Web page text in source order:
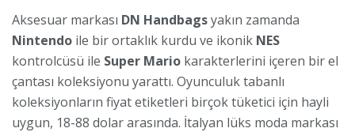
Aksesuar markası DN Handbagsyakın zamanda
Nintendo ile bir ortaklık kurdu ve ikonik NES
kontrolcüsü ile Super Mario karakterlerini içeren bir el
çantası koleksiyonu yarattı. Oyunculuk tabanlı
koleksiyonların fiyat etiketleri birçok tüketici için hayli
uygun, 18-88 dolar arasında. İtalyan lüks moda markası